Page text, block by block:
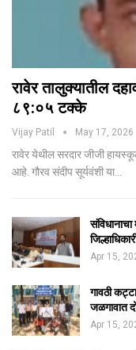
रावेर तालुक्यातील
८९:०५ टक्के
Vijay Patil May 17, 2026
रावेर येथील सरदार जीजी
आहे. गौरव संदीप सूर्यवंशी या…
Apr 15,
गावठी
जळगावात
Apr 15,